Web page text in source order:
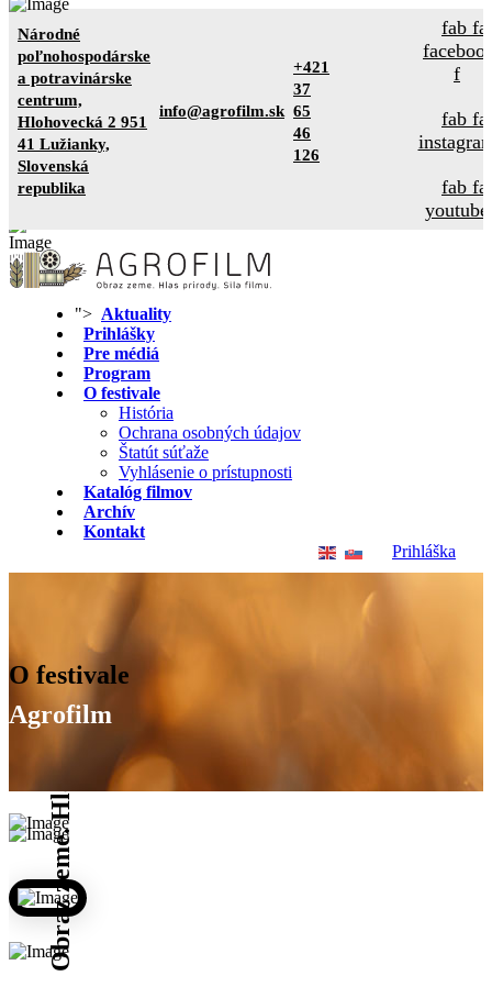
Národné
poľnohospodárske
a potravinárske
centrum,
Hlohovecká 2 951
41 Lužianky,
Slovenská
republika
info@agrofilm.sk
+421
37
65
46
126
fab
f
fab
fab
youtube
"> Aktuality
Prihlášky
Pre médiá
Program
O festivale
História
Ochrana osobných údajov
Štatút súťaže
Vyhlásenie o prístupnosti
Katalóg filmov
Archív
Kontakt
Prihláška
O festivale
Agrofilm
Obraz zeme. Hlas prírody. Sila filmu.